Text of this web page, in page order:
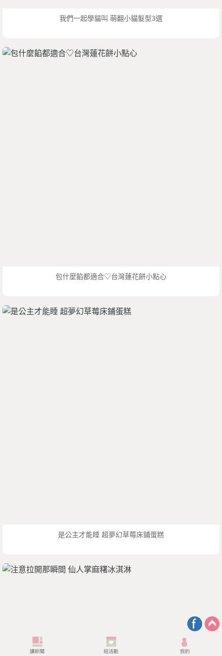
我們一起學貓叫 萌翻小貓髮型3選
包什麼餡都適合♡台灣蓮花餅小點心
是公主才能睡 超夢幻草莓床鋪蛋糕